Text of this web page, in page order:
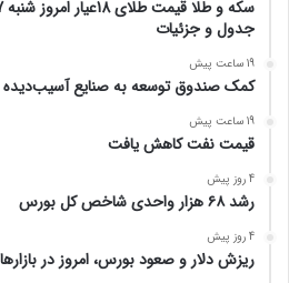
جدول و جزئیات
19 ساعت پیش
کمک صندوق توسعه به صنایع
19 ساعت پیش
قیمت نفت کاهش یافت
4 روز پیش
رشد ۶۸ هزار واحدی شاخص کل بورس
4 روز پیش
ریزش دلار و صعود بورس، امروز در